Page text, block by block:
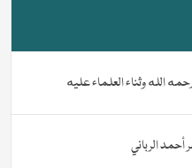
الله وثناء العلماء عليه
أحمد الرباني